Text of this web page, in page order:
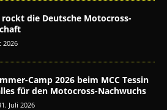
die Deutsche Motocross-
2026
Camp 2026 beim MCC Tessin
für den Motocross-Nachwuchs
Juli 2026